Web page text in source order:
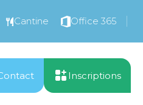
Cantine Office 365
Inscriptions